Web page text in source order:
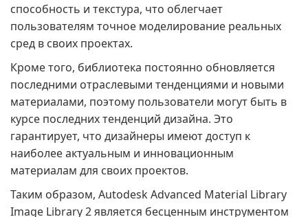
способность и текстура, что облегчает
пользователям точное моделирование реальных
сред в своих проектах.
Кроме того, библиотека постоянно обновляется
последними отраслевыми тенденциями и новыми
материалами, поэтому пользователи могут быть в
курсе последних тенденций дизайна. Это
гарантирует, что дизайнеры имеют доступ к
наиболее актуальным и инновационным
материалам для своих проектов.
Таким образом, Autodesk Advanced Material Library
Image Library 2 является бесценным инструментом